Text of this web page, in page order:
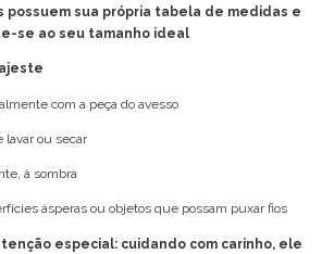
possuem sua própria tabela de medidas e
se ao seu tamanho ideal
com a peça do avesso
lavar ou secar
à sombra
ásperas ou objetos que possam puxar fios
especial: cuidando com carinho, ele